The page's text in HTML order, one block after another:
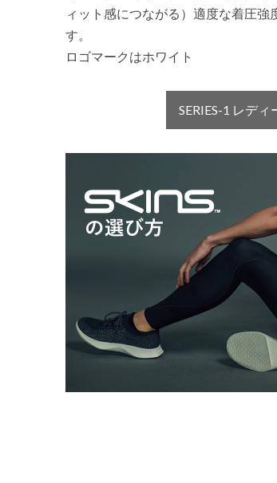
ィット感につながる）適度な着圧
す。
ロゴマークはホワイト
SERIES-1 レデ